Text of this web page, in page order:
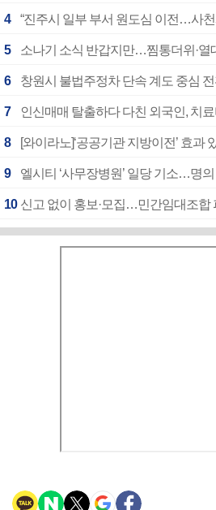
4 “진주시 일부 부서 원도심 이전…사
5 소나기 소식 반갑지만…찜통더위·열
6 창원시 불법주정차 단속 계도 중심
7 인신매매 탈출하다 다친 외국인, 치
8 [와이라노]‘공공기관 지방이전’ 효과
9 엘시티 ‘사무장병원’ 일당 기소…명
10 신고 없이 홍보·모집…민간임대조합